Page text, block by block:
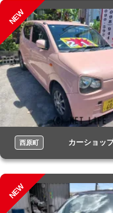
NEW
西原町 カーショップ
NEW